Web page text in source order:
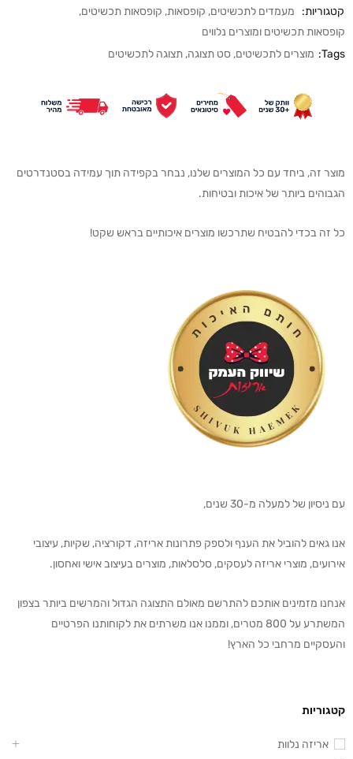
קטגוריות:
מעמדים לתכשיטים, קופסאות, קופסאות תכשיטים,
קופסאות תכשיטים ומוצרים נלווים
Tags: מוצרים לתכשיטים, סט תצוגה, תצוגה לתכשיטים
מוצר זה, ביחד עם כל המוצרים שלנו, נבחר בקפידה תוך עמידה בסטנדרטים
הגבוהים ביותר של איכות ובטיחות.
כל זה בכדי להבטיח שתרכשו מוצרים איכותיים בראש שקט!
עם ניסיון של למעלה מ-30 שנים,
אנו גאים להוביל את הענף ולספק פתרונות אריזה, דקורציה, שקיות, עיצובי
אירועים, מוצרי אריזה לעסקים, סלסלאות, מוצרים בעיצוב אישי ואחסון.
אנחנו מזמינים אותכם להתרשם מאולם התצוגה הגדול והמרשים ביותר בצפון
המשתרע על 800 מטרים, וממנו אנו משרתים את לקוחותנו הפרטיים
והעסקיים מרחבי כל הארץ!
קטגוריות
אריזה נלוות